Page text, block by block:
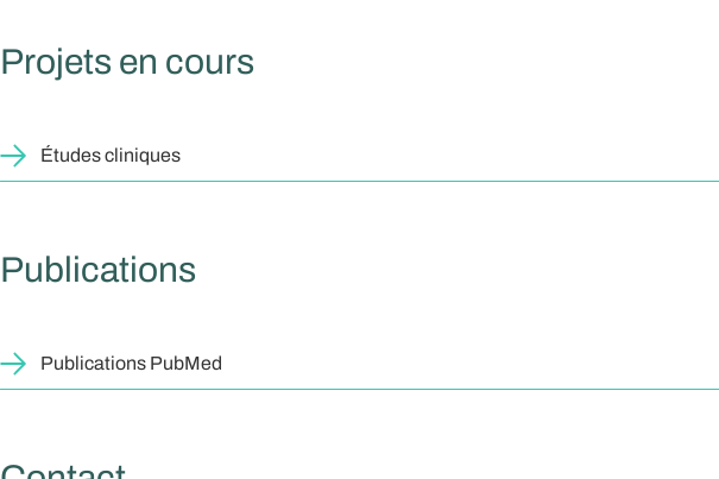
Projets en cours
Études cliniques
Publications
Publications PubMed